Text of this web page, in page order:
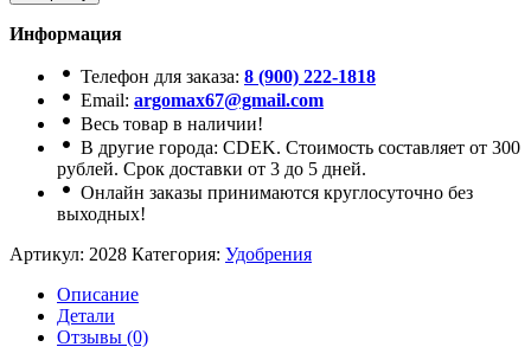
Информация
Телефон для заказа: 8 (900) 222-1818
Email: argomax67@gmail.com
Весь товар в наличии!
В другие города: CDEK. Стоимость составляет от 300
рублей. Срок доставки от 3 до 5 дней.
Онлайн заказы принимаются круглосуточно без
выходных!
Артикул: 2028 Категория: Удобрения
Описание
Детали
Отзывы (0)